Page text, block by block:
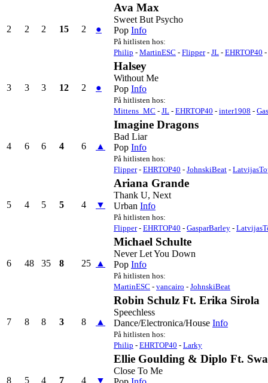
2 2 2 15 2 ●
Ava Max
Sweet But Psycho
Pop Info
På hitlisten hos:
Philip - MartinESC - Flipper- JL - EHRTOP40 -
3 3 3 12 2 ●
Halsey
Without Me
Pop Info
På hitlisten hos:
Mittens_MC - JL - EHRTOP40 - inter1908 -
4 6 6 4 6 ▲
Imagine Dragons
Bad Liar
Pop Info
På hitlisten hos:
Flipper- EHRTOP40 - JohnskiBeat -
5 4 5 5 4 ▼
Ariana Grande
Thank U, Next
Urban Info
På hitlisten hos:
Flipper- EHRTOP40 - GasparBarley -
6 48 35 8 25 ▲
Michael Schulte
Never Let You Down
Pop Info
På hitlisten hos:
MartinESC - vancairo - JohnskiBeat
7 8 8 3 8 ▲
Robin Schulz Ft. Erika Sirola
Speechless
Dance/Electronica/House Info
På hitlisten hos:
Philip - EHRTOP40 - Larky
8 5 4 7 4 ▼
Ellie Goulding & Diplo Ft.
Close To Me